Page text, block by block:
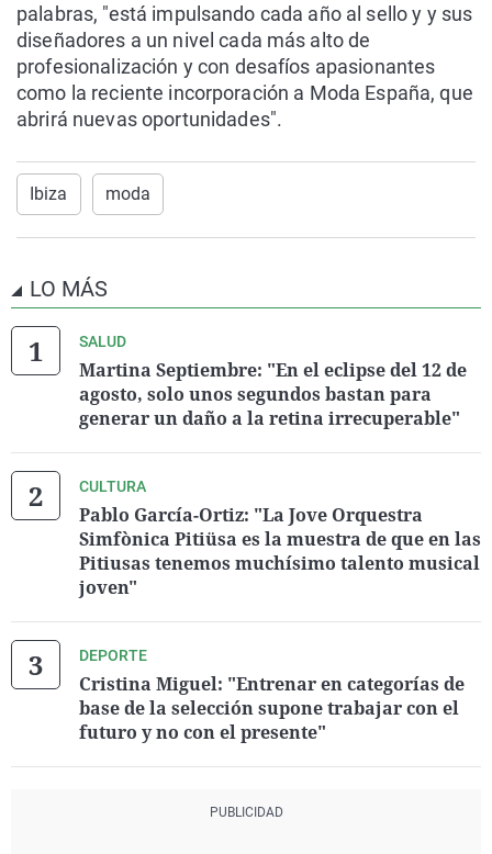
palabras, "está impulsando cada año al sello y y sus
diseñadores a un nivel cada más alto de
profesionalización y con desafíos apasionantes
como la reciente incorporación a Moda España, que
abrirá nuevas oportunidades".
Ibiza moda
LO MÁS
SALUD
Martina Septiembre: "En el eclipse del 12 de
agosto, solo unos segundos bastan para
generar un daño a la retina irrecuperable"
CULTURA
Pablo García-Ortiz: "La Jove Orquestra
Simfònica Pitiüsa es la muestra de que en las
Pitiusas tenemos muchísimo talento musical
joven"
DEPORTE
Cristina Miguel: "Entrenar en categorías de
base de la selección supone trabajar con el
futuro y no con el presente"